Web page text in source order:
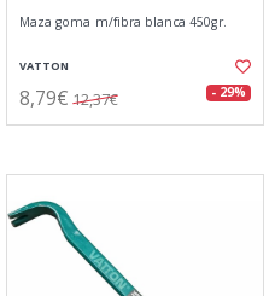
Maza goma m/fibra blanca 450gr.
VATTON
8,79€ 12,37€ - 29%